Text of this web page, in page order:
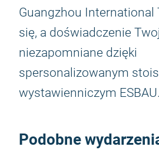
Guangzhou International
się, a doświadczenie
niezapomniane dzięki
spersonalizowanym
wystawienniczym ESBAU.
Podobne